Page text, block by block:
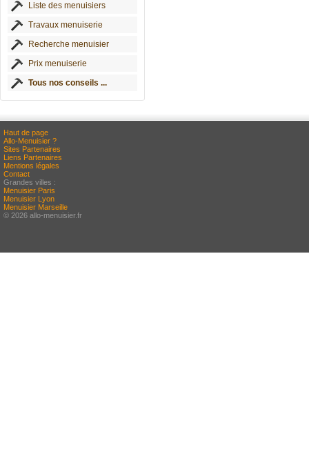
Liste des menuisiers
Travaux menuiserie
Recherche menuisier
Prix menuiserie
Tous nos conseils ...
Haut de page
Allo-Menuisier ?
Sites Partenaires
Liens Partenaires
Mentions légales
Contact
Grandes villes :
Menuisier Paris
Menuisier Lyon
Menuisier Marseille
© 2026 allo-menuisier.fr